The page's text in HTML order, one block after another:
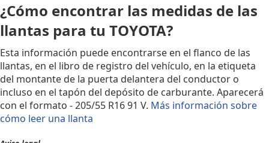
¿Cómo encontrar las medidas de las
llantas para tu TOYOTA?
Esta información puede encontrarse en el flanco de las
llantas, en el libro de registro del vehículo, en la etiqueta
del montante de la puerta delantera del conductor o
incluso en el tapón del depósito de carburante. Aparecerá
con el formato - 205/55 R16 91 V. Más información sobre
cómo leer una llanta